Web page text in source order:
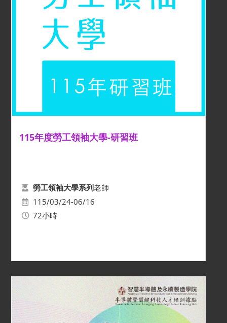
115年度勞工領袖大學-研習班
勞工領袖大學系列老師
115/03/24-06/16
72小時